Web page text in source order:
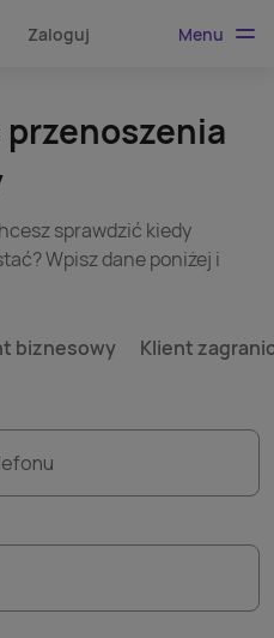
Zaloguj Menu
sprawdzić kiedy
Wpisz dane poniżej i
biznesowy Klient